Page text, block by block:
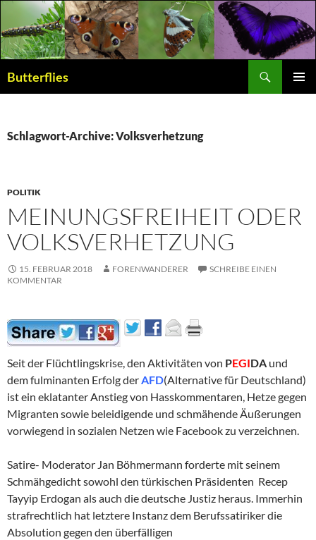
Butterflies
Schlagwort-Archive: Volksverhetzung
POLITIK
MEINUNGSFREIHEIT ODER
VOLKSVERHETZUNG
15. FEBRUAR 2018 FORENWANDERER
SCHREIBE EINEN
KOMMENTAR
Seit der Flüchtlingskrise, den Aktivitäten von PEGIDA und
dem fulminanten Erfolg derAFD(Alternative für Deutschland)
ist ein eklatanter Anstieg von Hasskommentaren, Hetze gegen
Migranten sowie beleidigende und schmähende Äußerungen
vorwiegend in sozialen Netzen wie Facebook zu verzeichnen.
Satire- Moderator Jan Böhmermann forderte mit seinem
Schmähgedicht sowohl den türkischen Präsidenten Recep
Tayyip Erdogan als auch die deutsche Justiz heraus. Immerhin
strafrechtlich hat letztere Instanz dem Berufssatiriker die
Absolution gegen den überfälligen